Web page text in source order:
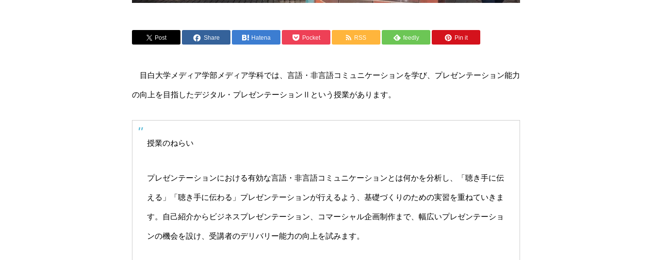
Post Share Hatena Pocket RSS feedly Pin it
目白大学メディア学部メディア学科では、言語・非言語コミュニケーションを学び、プレゼンテーション能力
の向上を目指したデジタル・プレゼンテーションⅡという授業があります。
授業のねらい
プレゼンテーションにおける有効な言語・非言語コミュニケーションとは何かを分析し、「聴き手に伝
える」「聴き手に伝わる」プレゼンテーションが行えるよう、基礎づくりのための実習を重ねていきま
す。自己紹介からビジネスプレゼンテーション、コマーシャル企画制作まで、幅広いプレゼンテーショ
ンの機会を設け、受講者のデリバリー能力の向上を試みます。